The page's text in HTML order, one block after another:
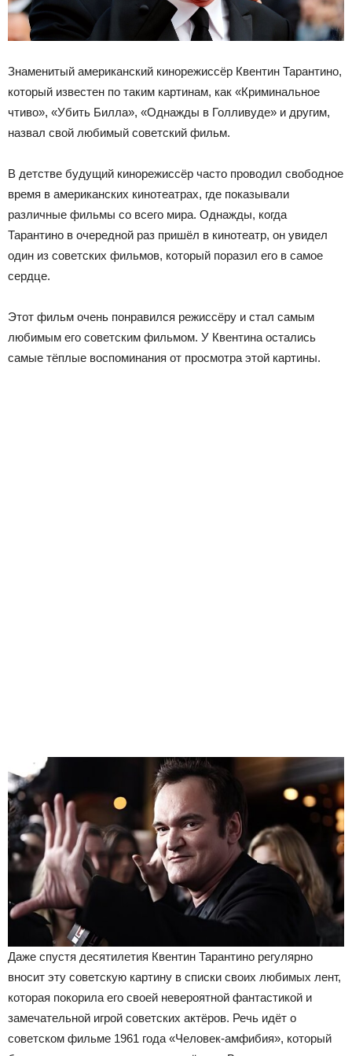
Знаменитый американский кинорежиссёр Квентин Тарантино,
который известен по таким картинам, как «Криминальное
чтиво», «Убить Билла», «Однажды в Голливуде» и другим,
назвал свой любимый советский фильм.
В детстве будущий кинорежиссёр часто проводил свободное
время в американских кинотеатрах, где показывали
различные фильмы со всего мира. Однажды, когда
Тарантино в очередной раз пришёл в кинотеатр, он увидел
один из советских фильмов, который поразил его в самое
сердце.
Этот фильм очень понравился режиссёру и стал самым
любимым его советским фильмом. У Квентина остались
самые тёплые воспоминания от просмотра этой картины.
Даже спустя десятилетия Квентин Тарантино регулярно
вносит эту советскую картину в списки своих любимых лент,
которая покорила его своей невероятной фантастикой и
замечательной игрой советских актёров. Речь идёт о
советском фильме 1961 года «Человек-амфибия», который